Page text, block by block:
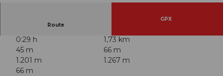
Route
GPX
0:29 h
1,73 km
45 m
66 m
1.201 m
1.267 m
66 m